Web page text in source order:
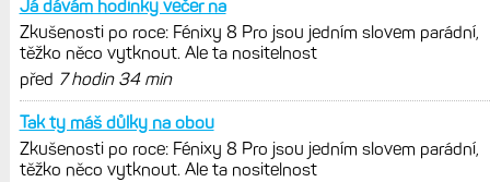
Já dávám hodinky večer na
Zkušenosti po roce: Fénixy 8 Pro jsou jedním slovem parádní,
těžko něco vytknout. Ale ta nositelnost
před 7 hodin 34 min
Tak ty máš důlky na obou
Zkušenosti po roce: Fénixy 8 Pro jsou jedním slovem parádní,
těžko něco vytknout. Ale ta nositelnost